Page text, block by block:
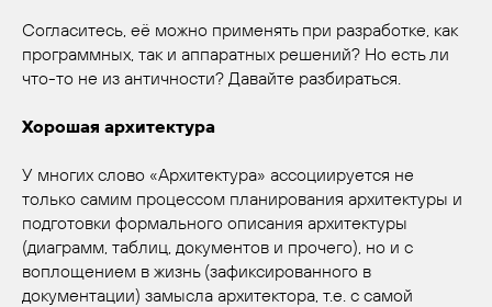
Согласитесь, её можно применять при разработке, как
программных, так и аппаратных решений? Но есть ли
что-то не из античности? Давайте разбираться.
Хорошая архитектура
У многих слово «Архитектура» ассоциируется не
только самим процессом планирования архитектуры и
подготовки формального описания архитектуры
(диаграмм, таблиц, документов и прочего), но и с
воплощением в жизнь (зафиксированного в
документации) замысла архитектора, т.е. с самой